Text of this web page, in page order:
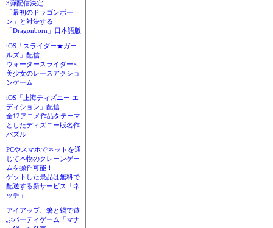
3弾配信決定
「最初のドラゴンボー
ン」と対決する
「Dragonborn」日本語版
iOS「スライダー★ガー
ルズ」配信
ウォータースライダー×
美少女のレースアクショ
ンゲーム
iOS「上海ディズニー エ
ディション」配信
全12アニメ作品をテーマ
としたディズニー版名作
パズル
PCやスマホでネットを通
じて本物のクレーンゲー
ムを操作可能！
ゲットした景品は無料で
配送する新サービス「ネ
ッチ」
アイアップ、箸と鍋で遊
ぶパーティゲーム「マナ